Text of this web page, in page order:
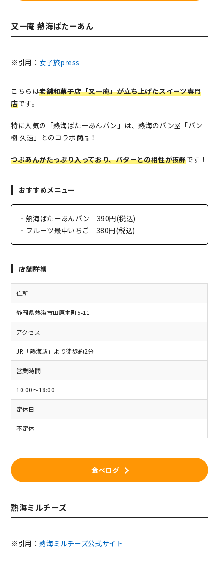
又一庵 熱海ばたーあん
※引用： 女子旅press
こちらは老舗和菓子店「又一庵」が立ち上げたスイーツ専門
店です。
特に人気の「熱海ばたーあんパン」は、熱海のパン屋「パン
樹 久遠」とのコラボ商品！
つぶあんがたっぷり入っており、バターとの相性が抜群です！
おすすめメニュー
・熱海ばたーあんパン 390円(税込)
・フルーツ最中いちご 380円(税込)
店舗詳細
住所
静岡県熱海市田原本町5-11
アクセス
JR「熱海駅」より徒歩約2分
営業時間
10:00～18:00
定休日
不定休
食べログ
熱海ミルチーズ
※引用：熱海ミルチーズ公式サイト